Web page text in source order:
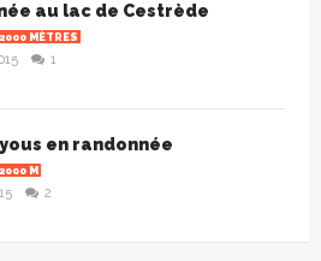
au lac de Cestrède
MÈTRES
1
en randonnée
M
2